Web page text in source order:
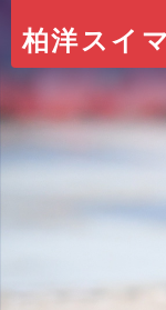
柏洋スイ